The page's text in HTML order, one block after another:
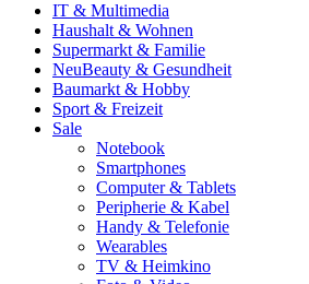
IT & Multimedia
Haushalt & Wohnen
Supermarkt & Familie
NeuBeauty & Gesundheit
Baumarkt & Hobby
Sport & Freizeit
Sale
Notebook
Smartphones
Computer & Tablets
Peripherie & Kabel
Handy & Telefonie
Wearables
TV & Heimkino